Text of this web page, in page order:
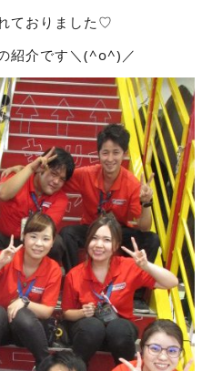
ておりました♡
紹介です＼(^o^)／